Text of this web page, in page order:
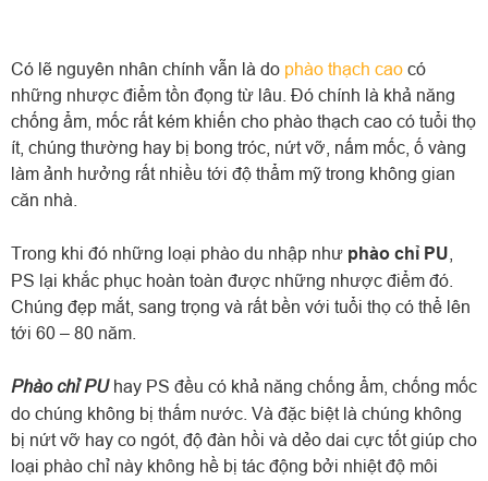
Có lẽ nguyên nhân chính vẫn là do phào thạch cao có
những nhược điểm tồn đọng từ lâu. Đó chính là khả năng
chống ẩm, mốc rất kém khiến cho phào thạch cao có tuổi thọ
ít, chúng thường hay bị bong tróc, nứt vỡ, nấm mốc, ố vàng
làm ảnh hưởng rất nhiều tới độ thẩm mỹ trong không gian
căn nhà.
Trong khi đó những loại phào du nhập như phào chỉ PU
PS lại khắc phục hoàn toàn được những nhược điểm đó.
Chúng đẹp mắt, sang trọng và rất bền với tuổi thọ có thể lên
tới 60 – 80 năm.
Phào chỉ PUhay PS đều có khả năng chống ẩm, chống mốc
do chúng không bị thấm nước. Và đặc biệt là chúng không
bị nứt vỡ hay co ngót, độ đàn hồi và dẻo dai cực tốt giúp cho
loại phào chỉ này không hề bị tác động bởi nhiệt độ môi